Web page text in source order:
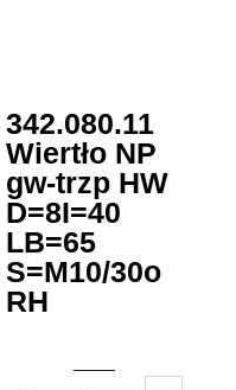
342.080.11
Wiertło NP
gw-trzp HW
D=8I=40
LB=65
S=M10/30o
RH